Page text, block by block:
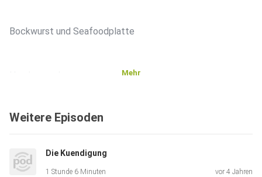
Bockwurst und Seafoodplatte
Filme mit sprechenden Tieren die es wahrscheinlich gibt
Filme mit sprechenden Tieren die es wahrscheinlich nicht
Mehr
Weitere Episoden
Die Kuendigung
1 Stunde 6 Minuten vor 4 Jahren